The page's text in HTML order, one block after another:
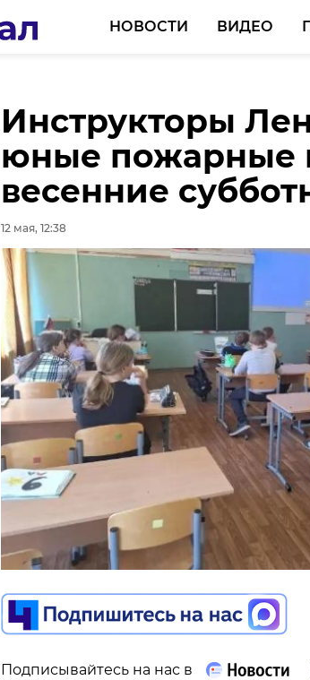
НОВОСТИ ВИДЕО
Инструкторы
юные пожарные
весенние
12 мая, 12:38
Подписывайтесь на нас в
В Гатчине
воспоминаниях
Великой
12 мая, 12:23
Подписывайтесь на нас в